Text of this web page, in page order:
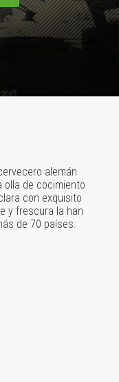
alemán
olla de cocimiento
con exquisito
y frescura la han
de 70 países.